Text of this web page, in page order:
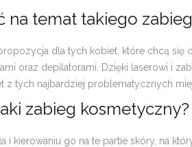
na temat takiego
dla tych kobiet, które chcą
oraz depilatorami. Dzięki laserowi i
z tych najbardziej problematycznych
zabieg kosmetyczny?
i kierowaniu go na te partie skóry, na